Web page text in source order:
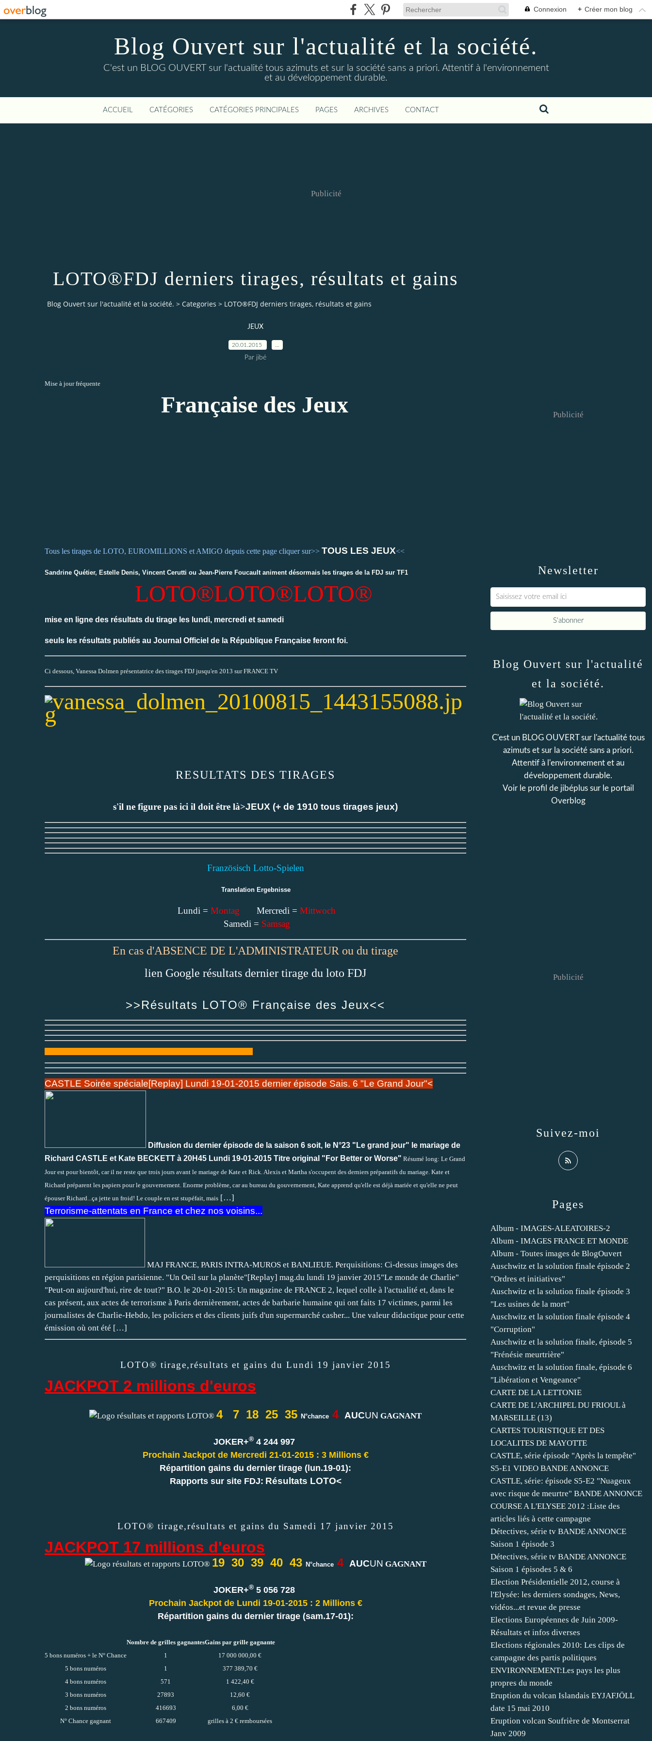
Connexion + Créer mon blog
Blog Ouvert sur l'actualité et la société.
C'est un BLOG OUVERT sur l'actualité tous azimuts et sur la société sans a priori. Attentif à l'environnement
et au développement durable.
ACCUEIL CATÉGORIES CATÉGORIES PRINCIPALES PAGES ARCHIVES CONTACT
Publicité
LOTO®FDJ derniers tirages, résultats et gains
Blog Ouvert sur l'actualité et la société. > Categories > LOTO®FDJ derniers tirages, résultats et gains
JEUX
20.01.2015
Par jibé
Mise à jour fréquente
Française des Jeux
Tous les tirages de LOTO, EUROMILLIONS et AMIGO depuis cette page cliquer sur>> TOUS LES JEUX<<
Sandrine Quétier, Estelle Denis, Vincent Cerutti ou Jean-Pierre Foucault animent désormais les tirages de la FDJ sur TF1
LOTO®LOTO®LOTO®
mise en ligne des résultats du tirage les lundi, mercredi et samedi
seuls les résultats publiés au Journal Officiel de la République Française feront foi.
Ci dessous, Vanessa Dolmen présentatrice des tirages FDJ jusqu'en 2013 sur FRANCE TV
RESULTATS DES TIRAGES
s'il ne figure pas ici il doit être là>JEUX (+ de 1910 tous tirages jeux)
Französisch Lotto-Spielen
Translation Ergebnisse
Lundi = Montag Mercredi = Mittwoch
Samedi = Samsag
En cas d'ABSENCE DE L'ADMINISTRATEUR ou du tirage
lien Google résultats dernier tirage du loto FDJ
>>Résultats LOTO® Française des Jeux<<
CASTLE Soirée spéciale[Replay] Lundi 19-01-2015 dernier épisode Sais. 6 "Le Grand Jour"<
Diffusion du dernier épisode de la saison 6 soit, le N°23 "Le grand jour" le mariage de
Richard CASTLE et Kate BECKETT à 20H45 Lundi 19-01-2015 Titre original "For Better or Worse" Résumé long: Le Grand
Jour est pour bientôt, car il ne reste que trois jours avant le mariage de Kate et Rick. Alexis et Martha s'occupent des derniers préparatifs du mariage. Kate et
Richard préparent les papiers pour le gouvernement. Enorme problème, car au bureau du gouvernement, Kate apprend qu'elle est déjà mariée et qu'elle ne peut
épouser Richard...ça jette un froid! Le couple en est stupéfait, mais […]
Terrorisme-attentats en France et chez nos voisins...
MAJ FRANCE, PARIS INTRA-MUROS et BANLIEUE. Perquisitions: Ci-dessus images des
perquisitions en région parisienne. "Un Oeil sur la planète"[Replay] mag.du lundi 19 janvier 2015"Le monde de Charlie"
"Peut-on aujourd'hui, rire de tout?" B.O. le 20-01-2015: Un magazine de FRANCE 2, lequel colle à l'actualité et, dans le
cas présent, aux actes de terrorisme à Paris dernièrement, actes de barbarie humaine qui ont faits 17 victimes, parmi les
journalistes de Charlie-Hebdo, les policiers et des clients juifs d'un supermarché casher... Une valeur didactique pour cette
émission où ont été […]
LOTO® tirage,résultats et gains du Lundi 19 janvier 2015
JACKPOT 2 millions d'euros
4 7 18 25 35 N°chance 4 AUCUN GAGNANT
JOKER+® 4 244 997
Prochain Jackpot de Mercredi 21-01-2015 : 3 Millions €
Répartition gains du dernier tirage (lun.19-01):
Rapports sur site FDJ: Résultats LOTO<
LOTO® tirage,résultats et gains du Samedi 17 janvier 2015
JACKPOT 17 millions d'euros
19 30 39 40 43 N°chance 4 AUCUN GAGNANT
JOKER+® 5 056 728
Prochain Jackpot de Lundi 19-01-2015 : 2 Millions €
Répartition gains du dernier tirage (sam.17-01):
Nombre de grilles gagnantesGains par grille gagnante
5 bons numéros + le N° Chance
1
17 000 000,00 €
5 bons numéros
1
377 389,70 €
4 bons numéros
571
1 422,40 €
3 bons numéros
27893
12,60 €
2 bons numéros
416693
6,00 €
N° Chance gagnant
667409 grilles à 2 € remboursées
Newsletter
Publicité
Pages
Album - IMAGES-ALEATOIRES-2
Album - IMAGES FRANCE ET MONDE
Album - Toutes images de BlogOuvert
Auschwitz et la solution finale épisode 2
"Ordres et initiatives"
Auschwitz et la solution finale épisode 3
"Les usines de la mort"
Auschwitz et la solution finale épisode 4
"Corruption"
Auschwitz et la solution finale, épisode 5
"Frénésie meurtrière"
Auschwitz et la solution finale, épisode 6
"Libération et Vengeance"
CARTE DE LA LETTONIE
CARTE DE L'ARCHIPEL DU FRIOUL à
MARSEILLE (13)
CARTES TOURISTIQUE ET DES
LOCALITES DE MAYOTTE
CASTLE, série épisode "Après la tempête"
S5-E1 VIDEO BANDE ANNONCE
CASTLE, série: épisode S5-E2 "Nuageux
avec risque de meurtre" BANDE ANNONCE
COURSE A L'ELYSEE 2012 :Liste des
articles liés à cette campagne
Détectives, série tv BANDE ANNONCE
Saison 1 épisode 3
Détectives, série tv BANDE ANNONCE
Saison 1 épisodes 5 & 6
Election Présidentielle 2012, course à
l'Elysée: les derniers sondages, News,
vidéos...et revue de presse
Elections Européennes de Juin 2009-
Résultats et infos diverses
Elections régionales 2010: Les clips de
campagne des partis politiques
ENVIRONNEMENT:Les pays les plus
propres du monde
Eruption du volcan Islandais EYJAFJÖLL
date 15 mai 2010
Eruption volcan Soufrière de Montserrat
Janv 2009
Blog Ouvert sur l'actualité
et la société.
C'est un BLOG OUVERT sur l'actualité tous
azimuts et sur la société sans a priori.
Attentif à l'environnement et au
développement durable.
Voir le profil de jibéplussur le portail
Overblog
Suivez-moi
Publicité